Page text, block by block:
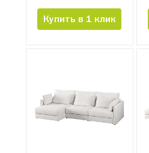
Купить в 1 клик